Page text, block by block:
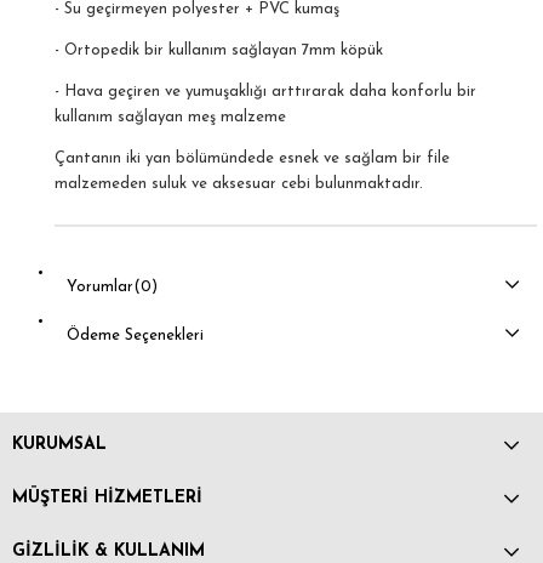
- Su geçirmeyen polyester + PVC kumaş
- Ortopedik bir kullanım sağlayan 7mm köpük
- Hava geçiren ve yumuşaklığı arttırarak daha konforlu bir
kullanım sağlayan meş malzeme
Çantanın iki yan bölümündede esnek ve sağlam bir file
malzemeden suluk ve aksesuar cebi bulunmaktadır.
Yorumlar(0)
Ödeme Seçenekleri
KURUMSAL
MÜŞTERİ HİZMETLERİ
GİZLİLİK & KULLANIM